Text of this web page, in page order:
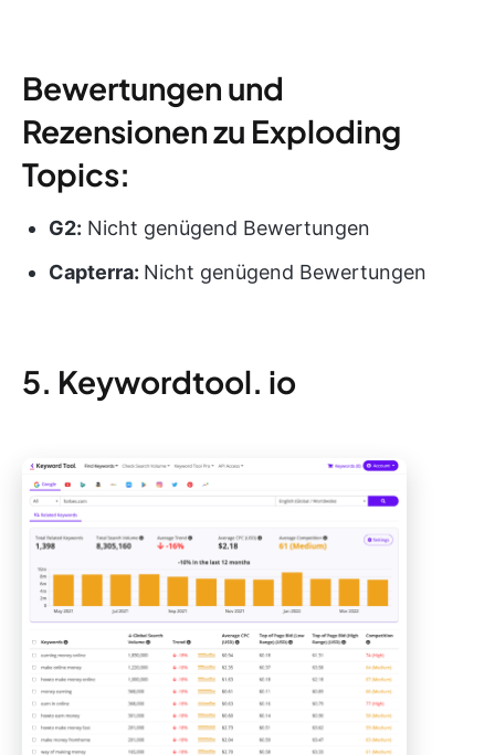
Bewertungen und
Rezensionen zu Exploding
Topics:
G2: Nicht genügend Bewertungen
Capterra: Nicht genügend Bewertungen
5. Keywordtool. io